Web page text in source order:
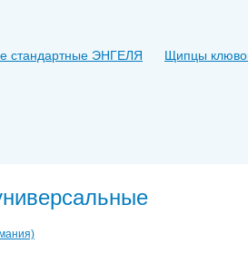
стандартные ЭНГЕЛЯ
Щипцы